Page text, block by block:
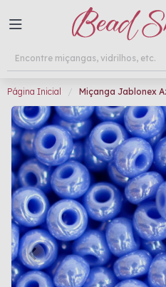
Página Inicial Miçanga Jablonex